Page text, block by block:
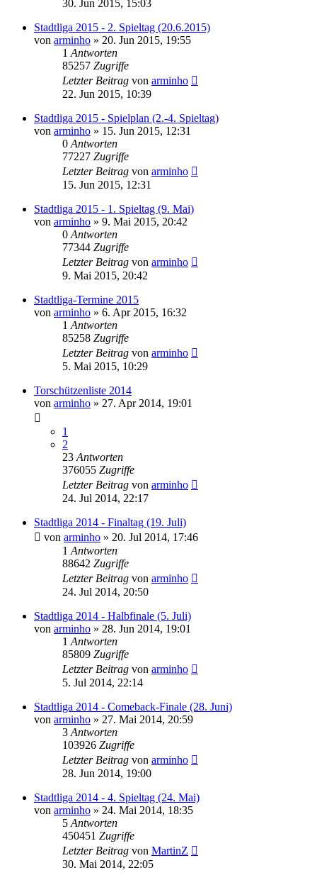
30. Jun 2015, 15:03
Stadtliga 2015 - 2. Spieltag (20.6.2015)
von arminho » 20. Jun 2015, 19:55
1 Antworten
85257 Zugriffe
Letzter Beitrag von arminho
22. Jun 2015, 10:39
Stadtliga 2015 - Spielplan (2.-4. Spieltag)
von arminho » 15. Jun 2015, 12:31
0 Antworten
77227 Zugriffe
Letzter Beitrag von arminho
15. Jun 2015, 12:31
Stadtliga 2015 - 1. Spieltag (9. Mai)
von arminho » 9. Mai 2015, 20:42
0 Antworten
77344 Zugriffe
Letzter Beitrag von arminho
9. Mai 2015, 20:42
Stadtliga-Termine 2015
von arminho » 6. Apr 2015, 16:32
1 Antworten
85258 Zugriffe
Letzter Beitrag von arminho
5. Mai 2015, 10:29
Torschützenliste 2014
von arminho » 27. Apr 2014, 19:01
1
2
23 Antworten
376055 Zugriffe
Letzter Beitrag von arminho
24. Jul 2014, 22:17
Stadtliga 2014 - Finaltag (19. Juli)
von arminho » 20. Jul 2014, 17:46
1 Antworten
88642 Zugriffe
Letzter Beitrag von arminho
24. Jul 2014, 20:50
Stadtliga 2014 - Halbfinale (5. Juli)
von arminho » 28. Jun 2014, 19:01
1 Antworten
85809 Zugriffe
Letzter Beitrag von arminho
5. Jul 2014, 22:14
Stadtliga 2014 - Comeback-Finale (28. Juni)
von arminho » 27. Mai 2014, 20:59
3 Antworten
103926 Zugriffe
Letzter Beitrag von arminho
28. Jun 2014, 19:00
Stadtliga 2014 - 4. Spieltag (24. Mai)
von arminho » 24. Mai 2014, 18:35
5 Antworten
450451 Zugriffe
Letzter Beitrag von MartinZ
30. Mai 2014, 22:05